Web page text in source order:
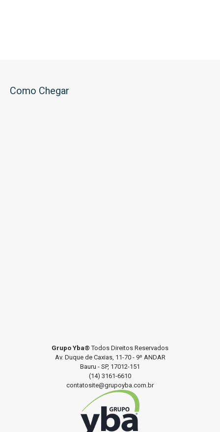
Como Chegar
Grupo Yba® Todos Direitos Reservados
Av. Duque de Caxias, 11-70 - 9º ANDAR
Bauru - SP, 17012-151
(14) 3161-6610
contatosite@grupoyba.com.br